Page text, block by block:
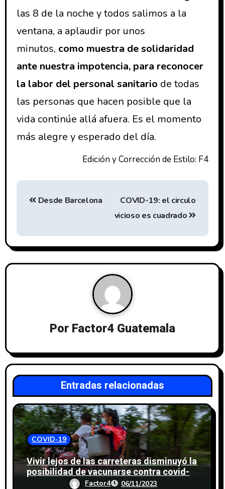
las 8 de la noche y todos salimos a la
ventana, a aplaudir por unos
minutos, como muestra de solidaridad
ante nuestra impotencia, para reconocer
la labor del personal sanitario de todas
las personas que hacen posible que la
vida continúe allá afuera. Es el momento
más alegre y esperado del día.
Edición y Corrección de Estilo: F4
Desde Barcelona
COVID-19: el circulo
vicioso es cuadrado
Por Factor4 Guatemala
Entradas relacionadas
COVID-19
Vivir lejos de las carreteras disminuyó la
posibilidad de vacunarse contra covid-
Factor4 06/11/2023